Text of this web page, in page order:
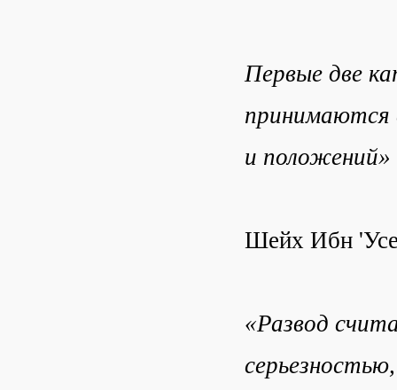
Первые две
принимаются
и положений»
Шейх Ибн
«Развод